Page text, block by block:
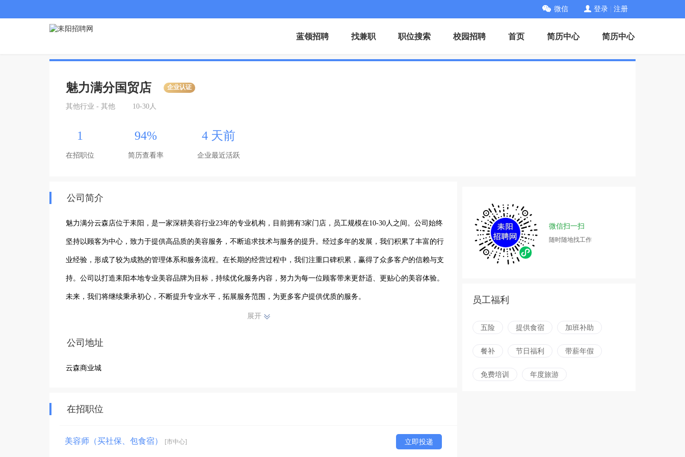
微信 登录 注册
蓝领招聘 找兼职 职位搜索 校园招聘 首页 简历中心 简历中心
魅力满分国贸店 企业认证
其他行业 - 其他 10-30人
1
在招职位
94%
简历查看率
4 天前
企业最近活跃
公司简介
魅力满分云森店位于耒阳，是一家深耕美容行业23年的专业机构，目前拥有3家门店，员工规模在10-30人之间。公司始终
坚持以顾客为中心，致力于提供高品质的美容服务，不断追求技术与服务的提升。经过多年的发展，我们积累了丰富的行
业经验，形成了较为成熟的管理体系和服务流程。在长期的经营过程中，我们注重口碑积累，赢得了众多客户的信赖与支
持。公司以打造耒阳本地专业美容品牌为目标，持续优化服务内容，努力为每一位顾客带来更舒适、更贴心的美容体验。
未来，我们将继续秉承初心，不断提升专业水平，拓展服务范围，为更多客户提供优质的服务。
展开
公司地址
云森商业城
在招职位
美容师（买社保、包食宿） [市中心] 立即投递
微信扫一扫
随时随地找工作
员工福利
五险 提供食宿 加班补助
餐补 节日福利 带薪年假
免费培训 年度旅游